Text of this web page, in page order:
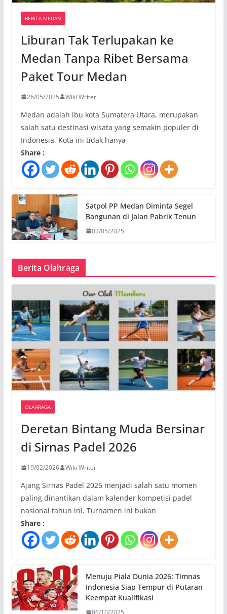
BERITA MEDAN
Liburan Tak Terlupakan ke
Medan Tanpa Ribet Bersama
Paket Tour Medan
26/05/2025 Wiki Writer
Medan adalah ibu kota Sumatera Utara, merupakan
salah satu destinasi wisata yang semakin populer di
Indonesia. Kota ini tidak hanya
Share :
Satpol PP Medan Diminta Segel
Bangunan di Jalan Pabrik Tenun
02/05/2025
Berita Olahraga
OLAHRAGA
Deretan Bintang Muda Bersinar
di Sirnas Padel 2026
19/02/2026 Wiki Writer
Ajang Sirnas Padel 2026 menjadi salah satu momen
paling dinantikan dalam kalender kompetisi padel
nasional tahun ini. Turnamen ini bukan
Share :
Menuju Piala Dunia 2026: Timnas
Indonesia Siap Tempur di Putaran
Keempat Kualifikasi